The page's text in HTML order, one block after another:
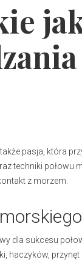
pasja, która
techniki połowu
z morzem.
dla sukcesu
haczyków,